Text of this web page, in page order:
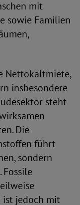
mit
sowie Familien
Nettokaltmiete,
insbesondere
steht
Die
führt
sondern
ist jedoch mit